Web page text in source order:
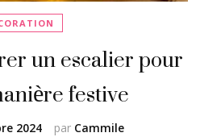
un escalier pour
festive
par Cammile
2024